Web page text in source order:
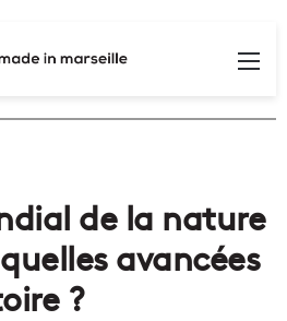
de la nature
avancées
?